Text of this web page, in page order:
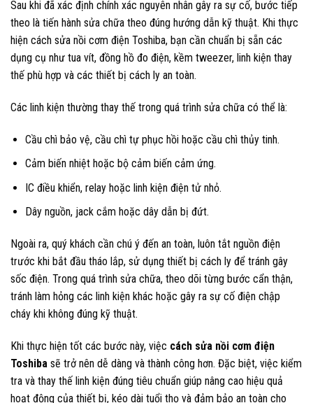
Sau khi đã xác định chính xác nguyên nhân gây ra sự cố, bước tiếp
theo là tiến hành sửa chữa theo đúng hướng dẫn kỹ thuật. Khi thực
hiện cách sửa nồi cơm điện Toshiba, bạn cần chuẩn bị sẵn các
dụng cụ như tua vít, đồng hồ đo điện, kềm tweezer, linh kiện thay
thế phù hợp và các thiết bị cách ly an toàn.
Các linh kiện thường thay thế trong quá trình sửa chữa có thể là:
Cầu chì bảo vệ, cầu chì tự phục hồi hoặc cầu chì thủy tinh.
Cảm biến nhiệt hoặc bộ cảm biến cảm ứng.
IC điều khiển, relay hoặc linh kiện điện tử nhỏ.
Dây nguồn, jack cắm hoặc dây dẫn bị đứt.
Ngoài ra, quý khách cần chú ý đến an toàn, luôn tắt nguồn điện
trước khi bắt đầu tháo lắp, sử dụng thiết bị cách ly để tránh gây
sốc điện. Trong quá trình sửa chữa, theo dõi từng bước cẩn thận,
tránh làm hỏng các linh kiện khác hoặc gây ra sự cố điện chập
cháy khi không đúng kỹ thuật.
Khi thực hiện tốt các bước này, việc cách sửa nồi cơm điện
Toshiba sẽ trở nên dễ dàng và thành công hơn. Đặc biệt, việc kiểm
tra và thay thế linh kiện đúng tiêu chuẩn giúp nâng cao hiệu quả
hoạt động của thiết bị, kéo dài tuổi thọ và đảm bảo an toàn cho